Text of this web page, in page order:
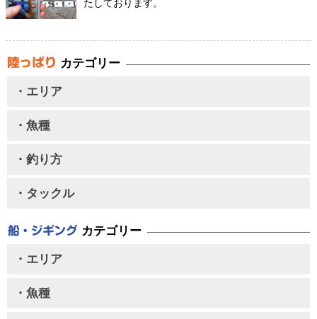
たしております。
カテゴリー
・エリア
・魚種
・釣り方
・タックル
カテゴリー
・エリア
・魚種